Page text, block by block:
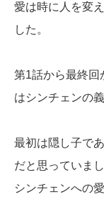
愛は時に人を変
した。
第1話から最終回
はシンチェンの
最初は隠し子で
だと思っていま
シンチェンへの